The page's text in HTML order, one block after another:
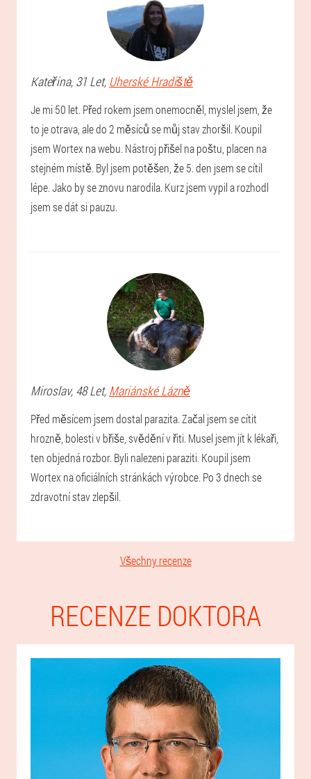
Kateřina, 31 Let, Uherské Hradiště
Je mi 50 let. Před rokem jsem onemocněl, myslel jsem, že
to je otrava, ale do 2 měsíců se můj stav zhoršil. Koupil
jsem Wortex na webu. Nástroj přišel na poštu, placen na
stejném místě. Byl jsem potěšen, že 5. den jsem se cítil
lépe. Jako by se znovu narodila. Kurz jsem vypil a rozhodl
jsem se dát si pauzu.
Miroslav, 48 Let, Mariánské Lázně
Před měsícem jsem dostal parazita. Začal jsem se cítit
hrozně, bolesti v břiše, svědění v řiti. Musel jsem jít k lékaři,
ten objedná rozbor. Byli nalezeni paraziti. Koupil jsem
Wortex na oficiálních stránkách výrobce. Po 3 dnech se
zdravotní stav zlepšil.
Všechny recenze
RECENZE DOKTORA